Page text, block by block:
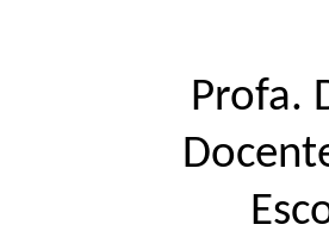
Profa.